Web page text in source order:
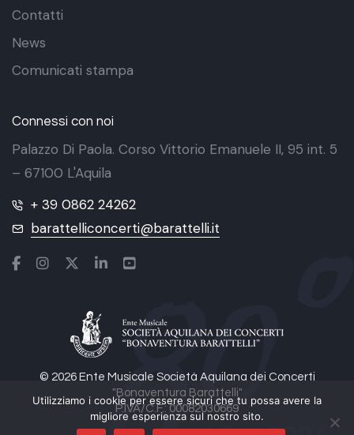
© 2026 Ente Musicale Società Aquilana dei Concerti
"Bonaventura Barattelli"
P.IVA/C.F.: 00082030669
Contatti
News
Comunicati stampa
Connessi con noi
Palazzo Di Paola. Corso Vittorio Emanuele II, 95 int. 5
– 67100 L'Aquila
+ 39 0862 24262
barattelliconcerti@barattelli.it
Utilizziamo i cookie per essere sicuri che tu possa avere la
migliore esperienza sul nostro sito.